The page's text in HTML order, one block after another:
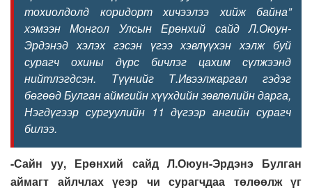
тохиолдолд коридорт хичээлээ хийж байна”
хэмээн Монгол Улсын Ерөнхий сайд Л.Оюун-
Эрдэнэд хэлэх гэсэн үгээ хэвлүүхэн хэлж буй
сурагч охины дүрс бичлэг цахим сүлжээнд
нийтлэгдсэн. Түүнийг Т.Ивээлжаргал гэдэг
бөгөөд Булган аймгийн хүүхдийн зөвлөлийн дарга,
Нэгдүгээр сургуулийн 11 дүгээр ангийн сурагч
билээ.
-Сайн уу, Ерөнхий сайд Л.Оюун-Эрдэнэ Булган
аймагт айлчлах үеэр чи сурагчдаа төлөөлж үг